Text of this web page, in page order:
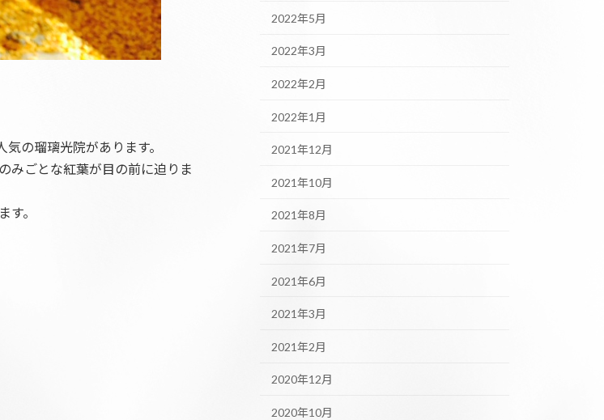
の瑠璃光院があります。
みごとな紅葉が目の前に迫りま
。
2022年5月
2022年3月
2022年2月
2022年1月
2021年12月
2021年10月
2021年8月
2021年7月
2021年6月
2021年3月
2021年2月
2020年12月
2020年10月